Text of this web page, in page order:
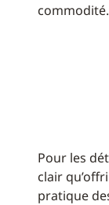
commodité.
Pour les
clair
pratique